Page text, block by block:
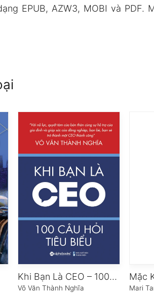
EPUB, AZW3, MOBI và PDF.
Khi Bạn Là CEO – 100 Câu Hỏi Tiêu Biểu
Võ Văn Thành Nghĩa Mari